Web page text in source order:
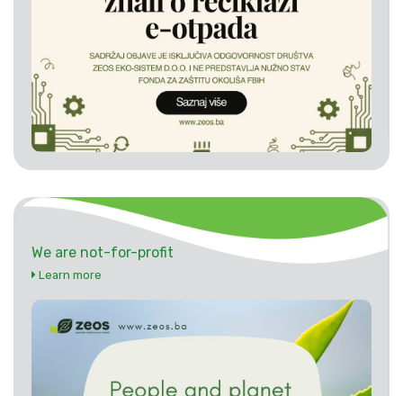
We are not-for-profit
Learn more